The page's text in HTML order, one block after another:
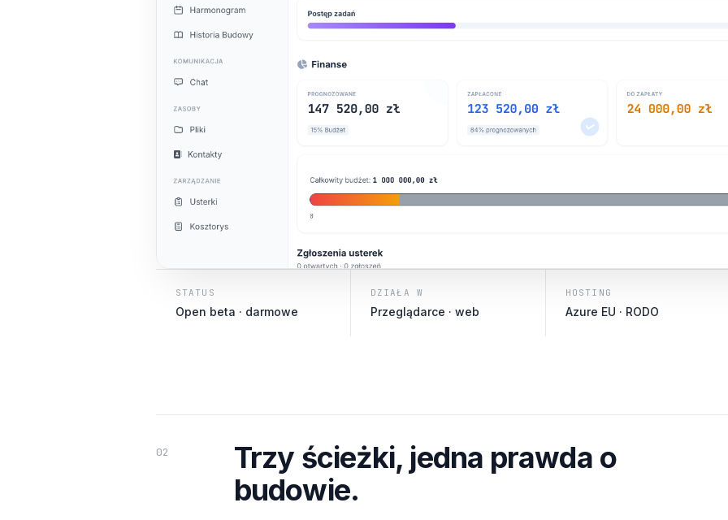
STATUS
Open beta · darmowe
DZIAŁA W
Przeglądarce · web
HOSTING
Azure EU · RODO
02
Trzy ścieżki, jedna prawda o
budowie.